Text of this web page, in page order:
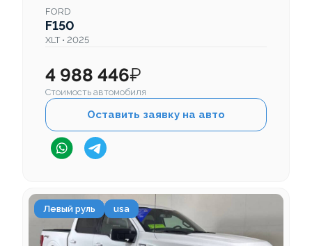
FORD
F150
XLT • 2025
4 988 446₽
Стоимость автомобиля
Оставить заявку на авто
Левый руль usa